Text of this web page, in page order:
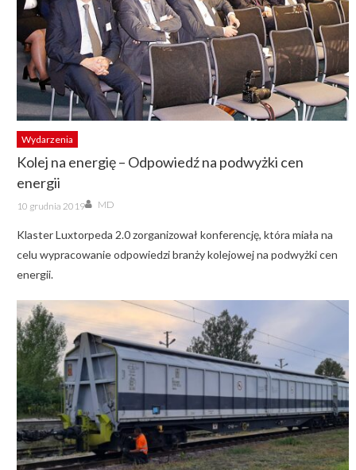
Wydarzenia
Kolej na energię – Odpowiedź na podwyżki cen
energii
Posted
on
10 grudnia 2019 Author
MD
Klaster Luxtorpeda 2.0 zorganizował konferencję, która miała na
celu wypracowanie odpowiedzi branży kolejowej na podwyżki cen
energii.